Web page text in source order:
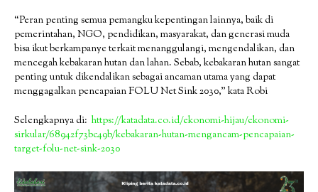
“Peran penting semua pemangku kepentingan lainnya, baik di
pemerintahan, NGO, pendidikan, masyarakat, dan generasi muda
bisa ikut berkampanye terkait menanggulangi, mengendalikan, dan
mencegah kebakaran hutan dan lahan. Sebab, kebakaran hutan sangat
penting untuk dikendalikan sebagai ancaman utama yang dapat
menggagalkan pencapaian FOLU Net Sink 2030,” kata Robi
Selengkapnya di: https://katadata.co.id/ekonomi-hijau/ekonomi-
sirkular/68942f73bc49b/kebakaran-hutan-mengancam-pencapaian-
target-folu-net-sink-2030